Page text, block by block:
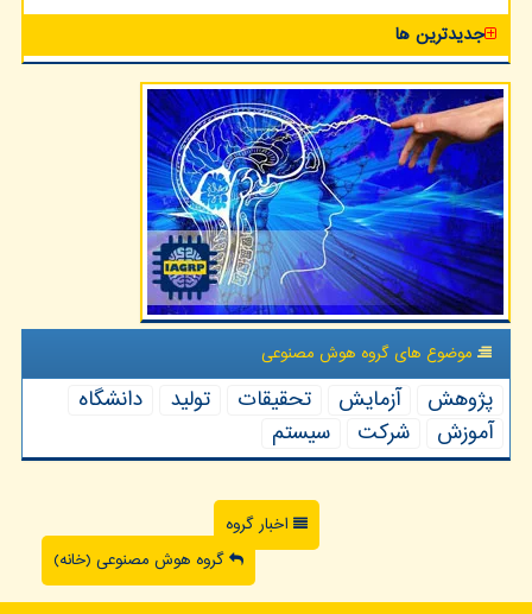
جدیدترین ها
موضوع های گروه هوش مصنوعی
پژوهش آزمایش تحقیقات تولید
دانشگاه
آموزش
شركت سیستم
اخبار گروه
گروه هوش مصنوعی (خانه)